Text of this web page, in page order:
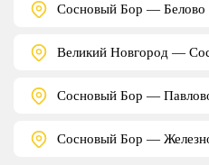
Сосновый Бор — Белово
Великий Новгород —
Сосновый Бор —
Сосновый Бор —